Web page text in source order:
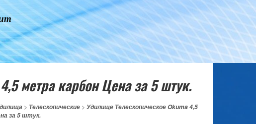
метра карбон Цена за 5 штук.
> Телескопические >Удилище Телескопическое Okuma 4,5
за 5 штук.